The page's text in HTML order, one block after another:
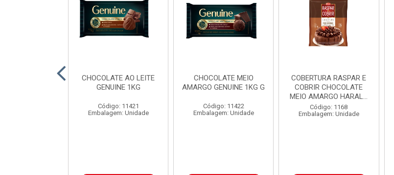
CHOCOLATE AO LEITE
GENUINE 1KG
Código: 11421
Embalagem: Unidade
CHOCOLATE MEIO
AMARGO GENUINE 1KG G
Código: 11422
Embalagem: Unidade
COBERTURA RASPAR E
COBRIR CHOCOLATE
MEIO AMARGO HARALD
5KG
Código: 1168
Embalagem: Unidade